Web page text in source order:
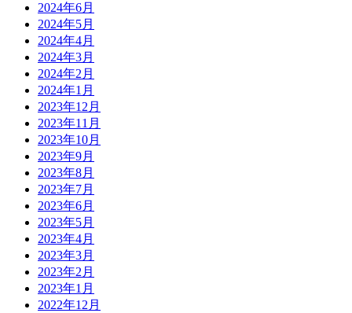
2024年6月
2024年5月
2024年4月
2024年3月
2024年2月
2024年1月
2023年12月
2023年11月
2023年10月
2023年9月
2023年8月
2023年7月
2023年6月
2023年5月
2023年4月
2023年3月
2023年2月
2023年1月
2022年12月